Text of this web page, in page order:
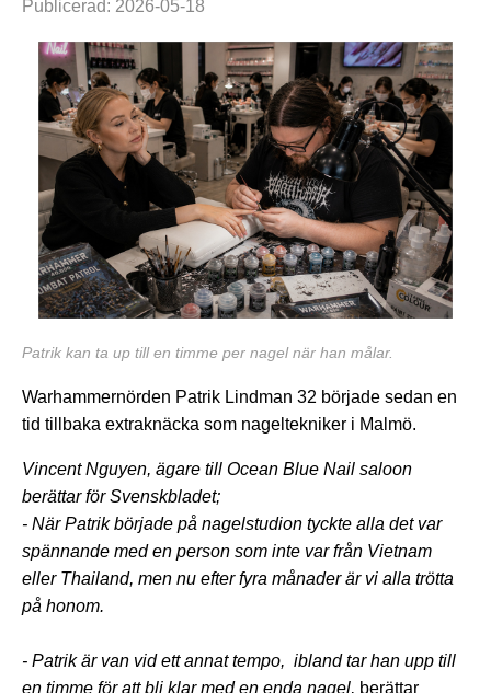
Publicerad: 2026-05-18
Patrik kan ta up till en timme per nagel när han målar.
Warhammernörden Patrik Lindman 32 började sedan en
tid tillbaka extraknäcka som nageltekniker i Malmö.
Vincent Nguyen, ägare till Ocean Blue Nail saloon
berättar för Svenskbladet;
- NärPatrikbörjade på nagelstudion tyckte alla det var
spännande med en person som inte var från Vietnam
eller Thailand, men nu efter fyra månader är vi alla trötta
på honom.
- Patrik är van vid ett annat tempo, ibland tar han upp till
en timme för att bli klar med en enda nagel, berättar